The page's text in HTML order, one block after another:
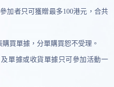
加者只可獲贈最多100港元，合共
買單據，分單購買恕不受理。
單據或收貨單據只可參加活動一